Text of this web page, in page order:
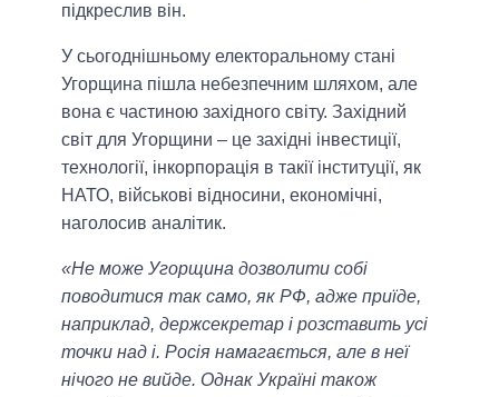
підкреслив він.
У сьогоднішньому електоральному стані
Угорщина пішла небезпечним шляхом, але
вона є частиною західного світу. Західний
світ для Угорщини – це західні інвестиції,
технології, інкорпорація в такії інституції, як
НАТО, військові відносини, економічні,
наголосив аналітик.
«Не може Угорщина дозволити собі
поводитися так само, як РФ, адже приїде,
наприклад, держсекретар і розставить усі
точки над і. Росія намагається, але в неї
нічого не вийде. Однак Україні також